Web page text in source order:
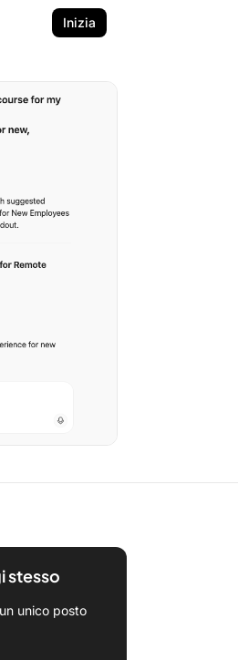
Inizia
stesso
unico posto